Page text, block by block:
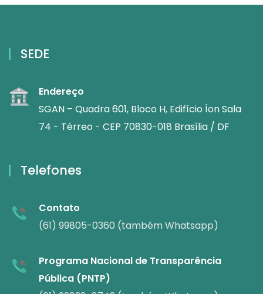
SEDE
Endereço
SGAN – Quadra 601, Bloco H, Edifício Íon Sala
74 - Térreo - CEP 70830-018 Brasília / DF
Telefones
Contato
(61) 99805-0360 (também Whatsapp)
Programa Nacional de Transparência
Pública (PNTP)